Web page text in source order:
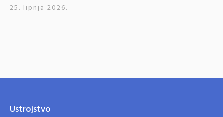
25. lipnja 2026.
Ustrojstvo